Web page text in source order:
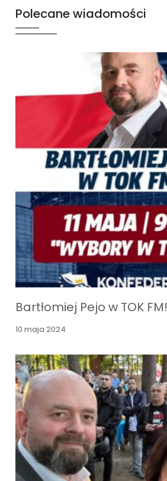
Polecane wiadomości
Bartłomiej Pejo w TOK FM!
10 maja 2024